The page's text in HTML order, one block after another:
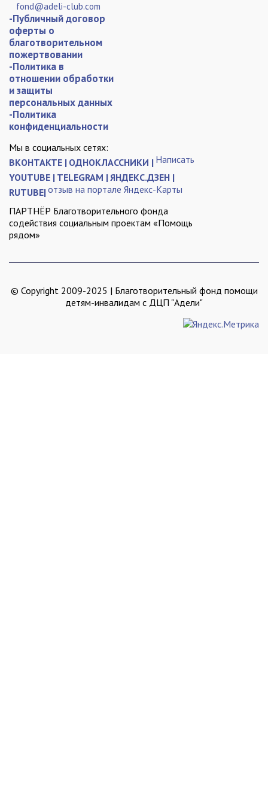
fond@adeli-club.com
-Публичный договор
оферты о
благотворительном
пожертвовании
-Политика в
отношении обработки
и защиты
персональных данных
-Политика
конфиденциальности
Мы в социальных сетях:
ВКОНТАКТЕ | ОДНОКЛАССНИКИ |
YOUTUBE | TELEGRAM |ЯНДЕКС.ДЗЕН |
RUTUBE|
Написать
отзыв на портале Яндекс-Карты
ПАРТНЁР Благотворительного фонда
содействия социальным проектам «Помощь
рядом»
© Copyright 2009-2025 | Благотворительный фонд помощи
детям-инвалидам с ДЦП "Адели"